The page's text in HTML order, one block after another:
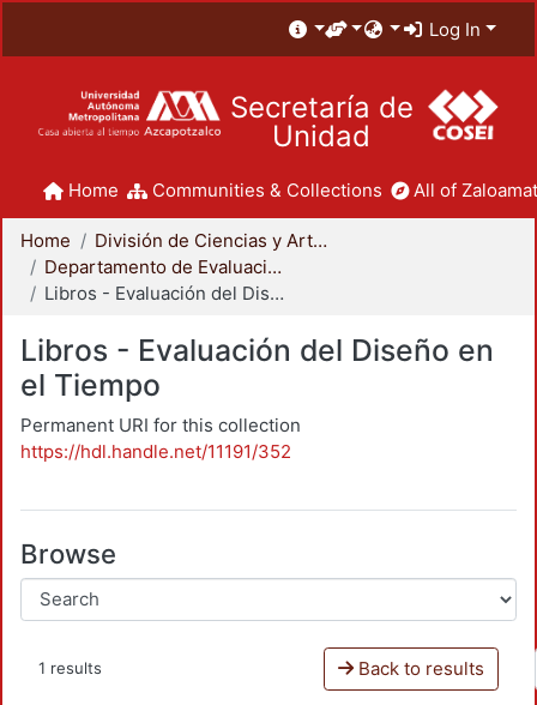
Log In
Secretaría de
Unidad
Home Communities & Collections All of
Home
División de Ciencias y Artes para el Diseño
Departamento de Evaluación del Diseño en el Tiempo
Libros - Evaluación del Diseño en el Tiempo
Libros - Evaluación del Diseño en
el Tiempo
Permanent URI for this collection
https://hdl.handle.net/11191/352
Browse
1 results Back to results